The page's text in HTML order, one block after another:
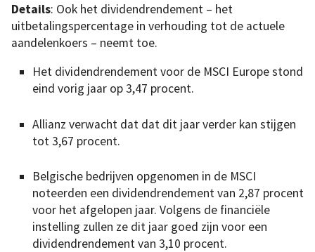
Details: Ook het dividendrendement – het
uitbetalingspercentage in verhouding tot de actuele
aandelenkoers – neemt toe.
Het dividendrendement voor de MSCI Europe stond
eind vorig jaar op 3,47 procent.
Allianz verwacht dat dat dit jaar verder kan stijgen
tot 3,67 procent.
Belgische bedrijven opgenomen in de MSCI
noteerden een dividendrendement van 2,87 procent
voor het afgelopen jaar. Volgens de financiële
instelling zullen ze dit jaar goed zijn voor een
dividendrendement van 3,10 procent.